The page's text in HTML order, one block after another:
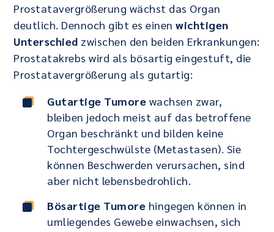
Prostatavergrößerung wächst das Organ
deutlich. Dennoch gibt es einenwichtigen
Unterschied zwischen den beiden Erkrankungen:
Prostatakrebs wird als bösartig eingestuft, die
Prostatavergrößerung als gutartig:
Gutartige Tumore wachsen zwar,
bleiben jedoch meist auf das betroffene
Organ beschränkt und bilden keine
Tochtergeschwülste (Metastasen). Sie
können Beschwerden verursachen, sind
aber nicht lebensbedrohlich.
Bösartige Tumore hingegen können in
umliegendes Gewebe einwachsen, sich